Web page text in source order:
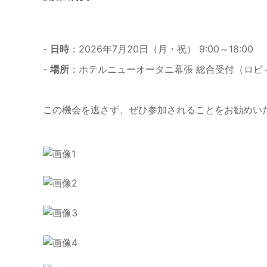
- 日時：2026年7月20日（月・祝） 9:00～18:00
- 場所 ：ホテルニューオータニ幕張 総合受付（ロビ
この機会を逃さず、ぜひ参加されることをお勧めい